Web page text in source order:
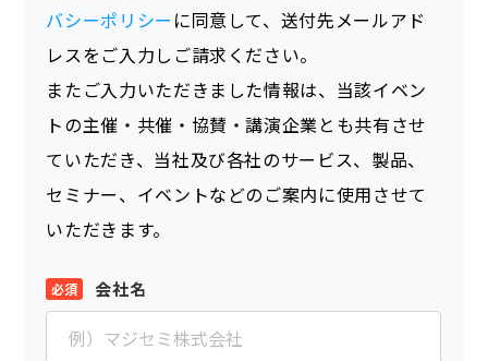
バシーポリシー に同意して、送付先メールアド
レスをご入力しご請求ください。
またご入力いただきました情報は、当該イベン
トの主催・共催・協賛・講演企業とも共有させ
ていただき、当社及び各社のサービス、製品、
セミナー、イベントなどのご案内に使用させて
いただきます。
会社名